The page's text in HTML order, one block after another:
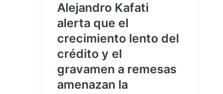
Alejandro Kafati
alerta que el
crecimiento lento del
crédito y el
gravamen a remesas
amenazan la